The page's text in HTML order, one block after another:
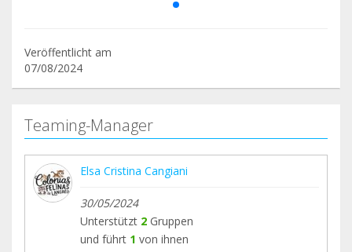
Veröffentlicht am
07/08/2024
Teaming-Manager
Elsa Cristina Cangiani
30/05/2024
Unterstützt 2 Gruppen
und führt 1 von ihnen